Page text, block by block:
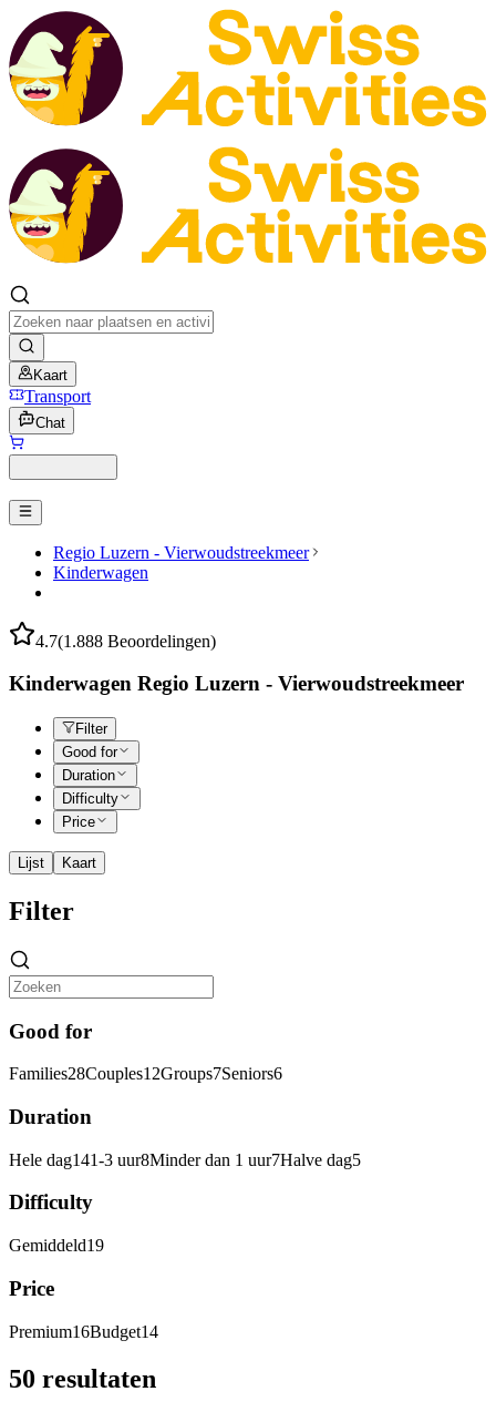
Kaart
Transport
Chat
Regio Luzern - Vierwoudstreekmeer
Kinderwagen
4.7(1.888 Beoordelingen)
Kinderwagen Regio Luzern - Vierwoudstreekmeer
Filter
Good for
Duration
Difficulty
Price
Lijst Kaart
Filter
Good for
Families28Couples12Groups7Seniors6
Duration
Hele dag141-3 uur8Minder dan 1 uur7Halve dag5
Difficulty
Gemiddeld19
Price
Premium16Budget14
50 resultaten